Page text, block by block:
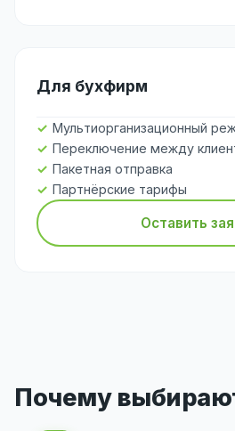
Для бухфирм
Мультиорганизационный
Переключение между
Пакетная отправка
Партнёрские тарифы
Оставить
Почему